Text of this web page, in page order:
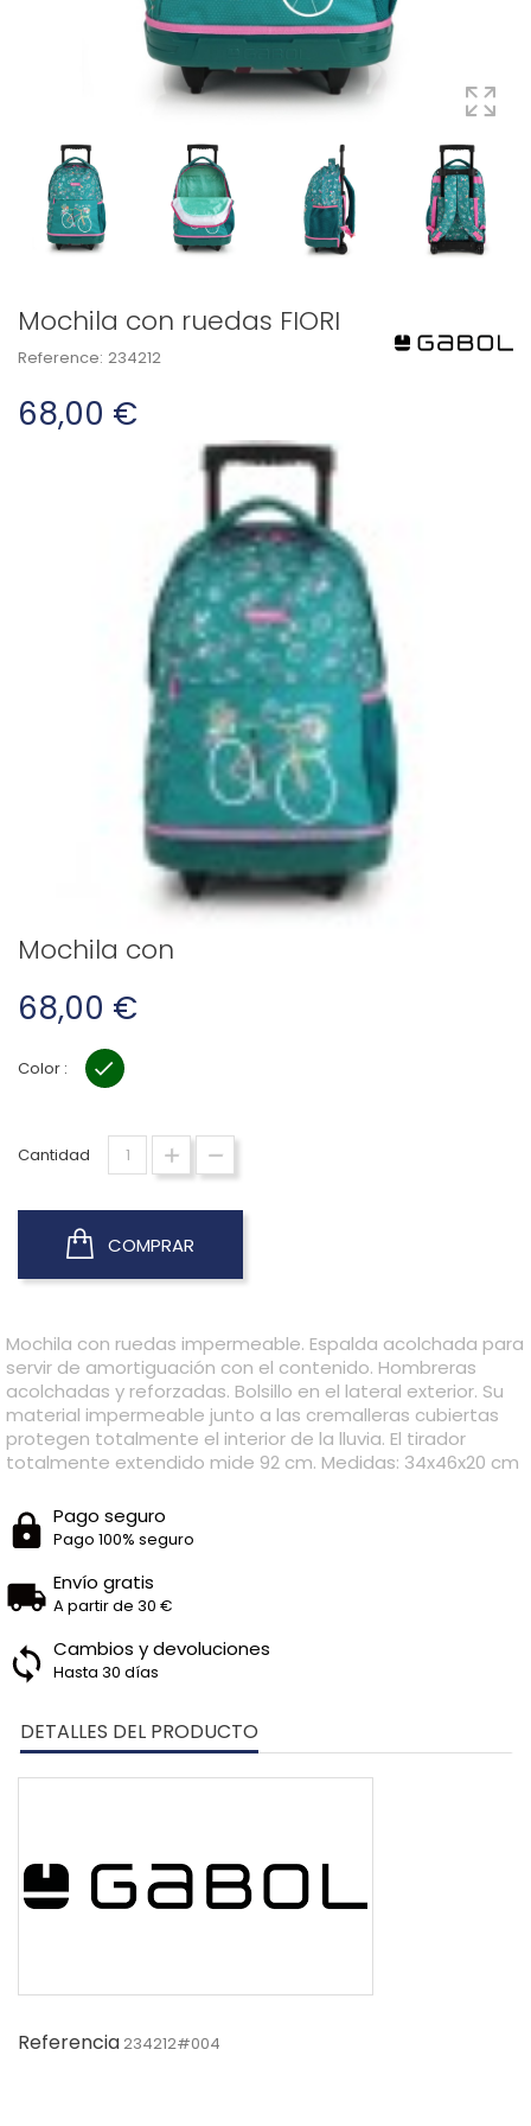
Mochila con ruedas FIORI
Reference: 234212
68,00 €
Mochila con
68,00 €
Color : VERDE
Cantidad
COMPRAR
Mochila con ruedas impermeable. Espalda acolchada para
servir de amortiguación con el contenido. Hombreras
acolchadas y reforzadas. Bolsillo en el lateral exterior. Su
material impermeable junto a las cremalleras cubiertas
protegen totalmente el interior de la lluvia. El tirador
totalmente extendido mide 92 cm. Medidas: 34x46x20 cm
Pago seguro
Pago 100% seguro
Envío gratis
A partir de 30 €
Cambios y devoluciones
Hasta 30 días
DETALLES DEL PRODUCTO
Referencia 234212#004